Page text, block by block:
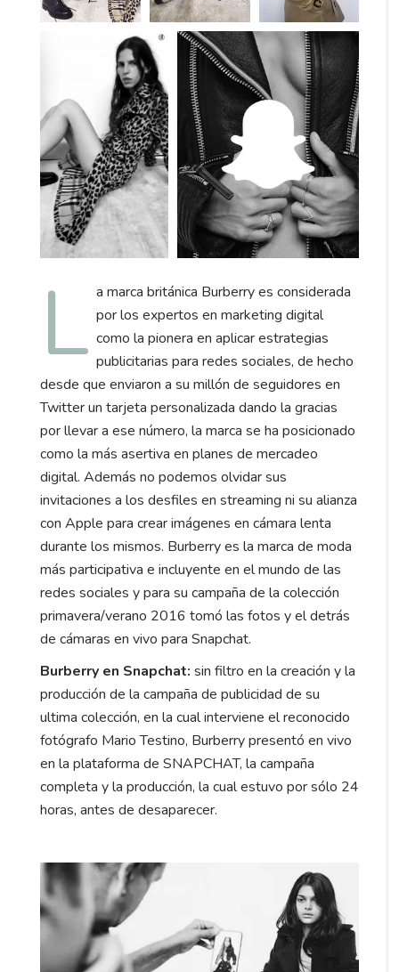
L a marca británica Burberry es considerada
por los expertos en marketing digital
como la pionera en aplicar estrategias
publicitarias para redes sociales, de hecho
desde que enviaron a su millón de seguidores en
Twitter un tarjeta personalizada dando la gracias
por llevar a ese número, la marca se ha posicionado
como la más asertiva en planes de mercadeo
digital. Además no podemos olvidar sus
invitaciones a los desfiles en streaming ni su alianza
con Apple para crear imágenes en cámara lenta
durante los mismos. Burberry es la marca de moda
más participativa e incluyente en el mundo de las
redes sociales y para su campaña de la colección
primavera/verano 2016 tomó las fotos y el detrás
de cámaras en vivo para Snapchat.
Burberry en Snapchat: sin filtro en la creación y la
producción de la campaña de publicidad de su
ultima colección, en la cual interviene el reconocido
fotógrafo Mario Testino, Burberry presentó en vivo
en la plataforma de SNAPCHAT, la campaña
completa y la producción, la cual estuvo por sólo 24
horas, antes de desaparecer.